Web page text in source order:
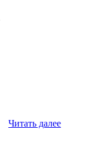
Читать далее